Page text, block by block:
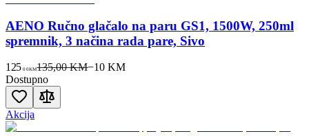
AENO Ručno glačalo na paru GS1, 1500W, 250ml
spremnik, 3 načina rada pare, Sivo
125 00KM135,00 KM−10 KM
Dostupno
Akcija